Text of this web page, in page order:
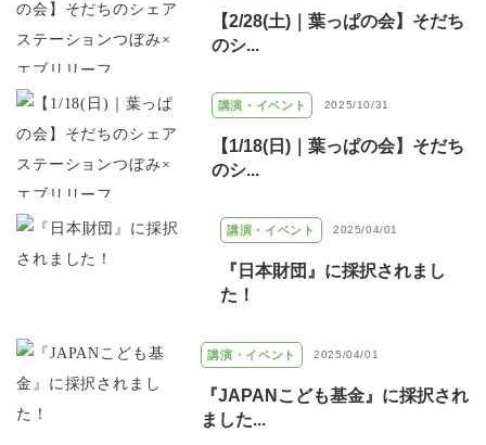
【2/28(土)｜葉っぱの会】そだち
のシ...
講演・イベント 2025/10/31
【1/18(日)｜葉っぱの会】そだち
のシ...
講演・イベント 2025/04/01
『日本財団』に採択されまし
た！
講演・イベント 2025/04/01
『JAPANこども基金』に採択され
ました...